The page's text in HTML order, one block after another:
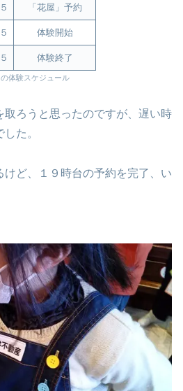
「花屋」予約
体験開始
体験終了
体験スケジュール
取ろうと思ったのですが、遅い時
た。
けど、１９時台の予約を完了、い